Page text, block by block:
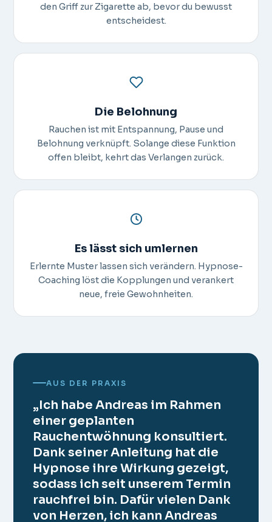
den Griff zur Zigarette ab, bevor du bewusst
entscheidest.
Die Belohnung
Rauchen ist mit Entspannung, Pause und
Belohnung verknüpft. Solange diese Funktion
offen bleibt, kehrt das Verlangen zurück.
Es lässt sich umlernen
Erlernte Muster lassen sich verändern. Hypnose-
Coaching löst die Kopplungen und verankert
neue, freie Gewohnheiten.
AUS DER PRAXIS
„Ich habe Andreas im Rahmen
einer geplanten
Rauchentwöhnung konsultiert.
Dank seiner Anleitung hat die
Hypnose ihre Wirkung gezeigt,
sodass ich seit unserem Termin
rauchfrei bin. Dafür vielen Dank
von Herzen, ich kann Andreas